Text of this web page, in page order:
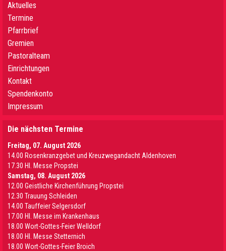
Aktuelles
Termine
Pfarrbrief
Gremien
Pastoralteam
Einrichtungen
Kontakt
Spendenkonto
Impressum
Die nächsten Termine
Freitag, 07. August 2026
14.00 Rosenkranzgebet und Kreuzwegandacht Aldenhoven
17.30 Hl. Messe Propstei
Samstag, 08. August 2026
12.00 Geistliche Kirchenführung Propstei
12.30 Trauung Schleiden
14.00 Tauffeier Selgersdorf
17.00 Hl. Messe im Krankenhaus
18.00 Wort-Gottes-Feier Welldorf
18.00 Hl. Messe Stetternich
18.00 Wort-Gottes-Feier Broich